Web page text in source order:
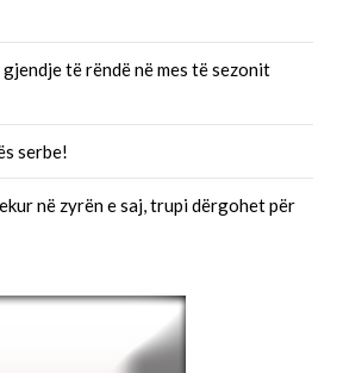
të rëndë në mes të sezonit
serbe!
në zyrën e saj, trupi dërgohet për